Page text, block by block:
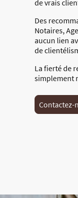
de vrais
Des
Notaires,
aucun lien
de
La fierté de
simplement
Contactez-